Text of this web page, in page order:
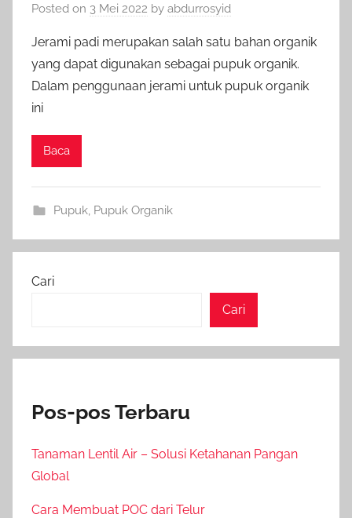
Posted on 3 Mei 2022 by abdurrosyid
Jerami padi merupakan salah satu bahan organik
yang dapat digunakan sebagai pupuk organik.
Dalam penggunaan jerami untuk pupuk organik
ini
Baca
Pupuk, Pupuk Organik
Cari
Cari
Pos-pos Terbaru
Tanaman Lentil Air – Solusi Ketahanan Pangan
Global
Cara Membuat POC dari Telur